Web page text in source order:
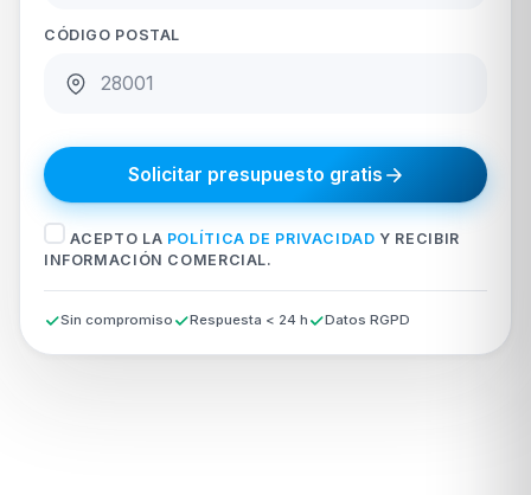
CÓDIGO POSTAL
Solicitar presupuesto gratis
ACEPTO LA POLÍTICA DE PRIVACIDAD Y RECIBIR
INFORMACIÓN COMERCIAL.
Sin compromiso Respuesta < 24 h Datos RGPD